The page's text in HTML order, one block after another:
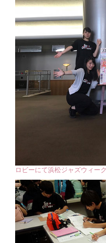
ロビーにて浜松ジャズウィー